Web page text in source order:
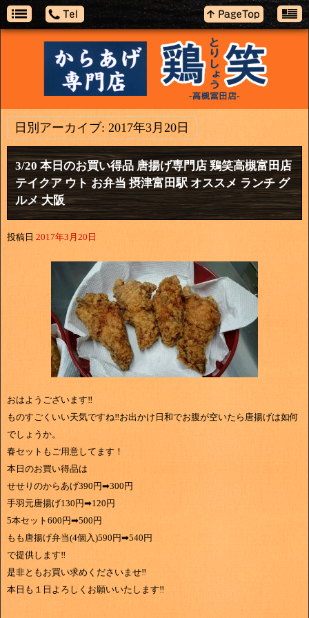
日別アーカイブ: 2017年3月20日
3/20 本日のお買い得品 唐揚げ専門店 鶏笑高槻富田店
テイクア ウト お弁当 摂津富田駅 オススメ ランチ グ
ルメ 大阪
投稿日 2017年3月20日
おはようございます‼
ものすごくいい天気ですね‼お出かけ日和でお腹が空いたら唐揚げは如何
でしょうか。
春セットもご用意してます！
本日のお買い得品は
せせりのからあげ390円➡300円
手羽元唐揚げ130円➡120円
5本セット600円➡500円
もも唐揚げ弁当(4個入)590円➡540円
で提供します‼
是非ともお買い求めくださいませ‼
本日も１日よろしくお願いいたします‼